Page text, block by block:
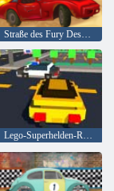
Straße des Fury Desert Strike
Lego-Superhelden-Rennen